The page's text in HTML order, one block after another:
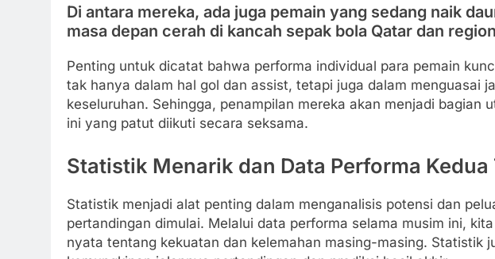
Di antara mereka, ada juga pemain yang sedang naik
masa depan cerah di kancah sepak bola Qatar dan
Penting untuk dicatat bahwa performa individual para pemain
tak hanya dalam hal gol dan assist, tetapi juga dalam menguasai
keseluruhan. Sehingga, penampilan mereka akan menjadi bagian
ini yang patut diikuti secara seksama.
Statistik Menarik dan Data Performa Kedua
Statistik menjadi alat penting dalam menganalisis potensi dan
pertandingan dimulai. Melalui data performa selama musim ini,
nyata tentang kekuatan dan kelemahan masing-masing. Statistik